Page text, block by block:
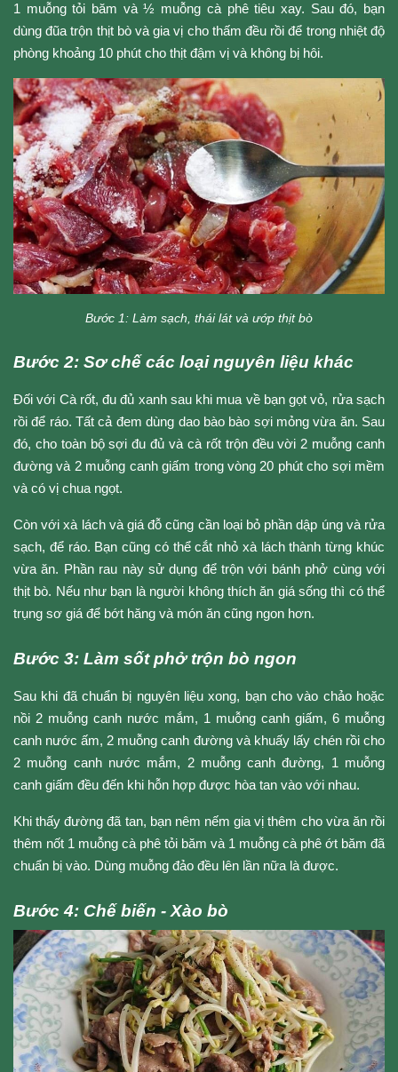
1 muỗng tỏi băm và ½ muỗng cà phê tiêu xay. Sau đó, bạn
dùng đũa trộn thịt bò và gia vị cho thấm đều rồi để trong nhiệt độ
phòng khoảng 10 phút cho thịt đậm vị và không bị hôi.
Bước 1: Làm sạch, thái lát và ướp thịt bò
Bước 2: Sơ chế các loại nguyên liệu khác
Đối với Cà rốt, đu đủ xanh sau khi mua về bạn gọt vỏ, rửa sạch
rồi để ráo. Tất cả đem dùng dao bào bào sợi mỏng vừa ăn. Sau
đó, cho toàn bộ sợi đu đủ và cà rốt trộn đều vời 2 muỗng canh
đường và 2 muỗng canh giấm trong vòng 20 phút cho sợi mềm
và có vị chua ngọt.
Còn với xà lách và giá đỗ cũng cần loại bỏ phần dập úng và rửa
sạch, để ráo. Bạn cũng có thể cắt nhỏ xà lách thành từng khúc
vừa ăn. Phần rau này sử dụng để trộn với bánh phở cùng với
thịt bò. Nếu như bạn là người không thích ăn giá sống thì có thể
trụng sơ giá để bớt hăng và món ăn cũng ngon hơn.
Bước 3: Làm sốt phở trộn bò ngon
Sau khi đã chuẩn bị nguyên liệu xong, bạn cho vào chảo hoặc
nồi 2 muỗng canh nước mắm, 1 muỗng canh giấm, 6 muỗng
canh nước ấm, 2 muỗng canh đường và khuấy lấy chén rồi cho
2 muỗng canh nước mắm, 2 muỗng canh đường, 1 muỗng
canh giấm đều đến khi hỗn hợp được hòa tan vào với nhau.
Khi thấy đường đã tan, bạn nêm nếm gia vị thêm cho vừa ăn rồi
thêm nốt 1 muỗng cà phê tỏi băm và 1 muỗng cà phê ớt băm đã
chuẩn bị vào. Dùng muỗng đảo đều lên lần nữa là được.
Bước 4: Chế biến - Xào bò